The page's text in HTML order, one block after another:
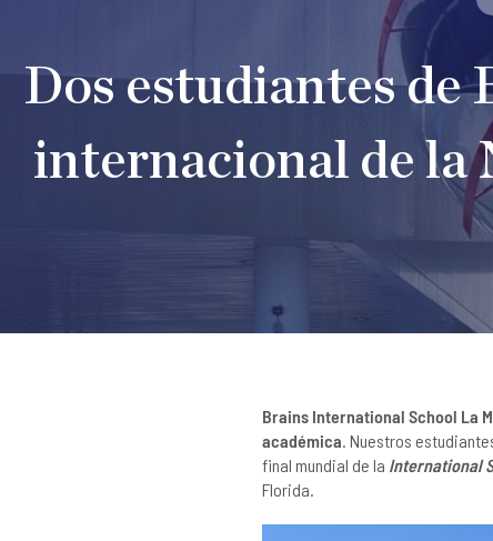
Dos estudiantes de
internacional de la
Brains International School La
académica. Nuestros
final mundial de la International
Florida.